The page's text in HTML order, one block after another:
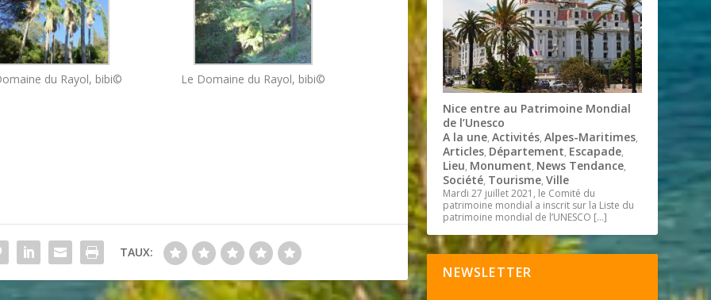
du Rayol, bibi© Le Domaine du Rayol, bibi©
TAUX:
Nice entre au Patrimoine Mondial
de l’Unesco
A la une,Activités,Alpes-Maritimes,
Articles, Département, Escapade,
Lieu, Monument, News Tendance,
Société, Tourisme,Ville
Mardi 27 juillet 2021, le Comité du
patrimoine mondial a inscrit sur la Liste du
patrimoine mondial de l’UNESCO […]
NEWSLETTER